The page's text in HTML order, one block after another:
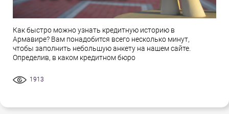
Как быстро можно узнать кредитную историю в
Армавире? Вам понадобится всего несколько минут,
чтобы заполнить небольшую анкету на нашем сайте.
Определив, в каком кредитном бюро
1913